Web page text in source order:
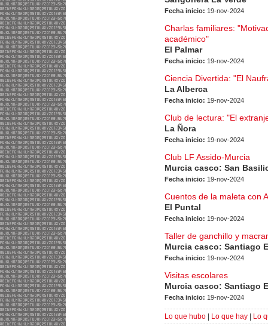
Fecha inicio: 19-nov-2024
Charlas familiares:
académico"
El Palmar
Fecha inicio: 19-nov-2024
Ciencia Divertida: "El
La Alberca
Fecha inicio: 19-nov-2024
Club de lectura: "El
La Ñora
Fecha inicio: 19-nov-2024
Club LF Assido-Murcia
Murcia casco: San
Fecha inicio: 19-nov-2024
Cuentos de la maleta con
El Puntal
Fecha inicio: 19-nov-2024
Taller de ganchillo y
Murcia casco: Santiago
Fecha inicio: 19-nov-2024
Visitas escolares
Murcia casco: Santiago
Fecha inicio: 19-nov-2024
Lo que hubo Lo que hay Lo